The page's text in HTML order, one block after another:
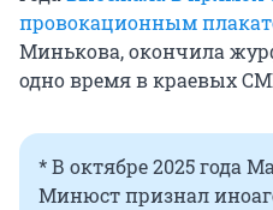
провокационным
Минькова, окончила
одно время в краевых
* В октябре 2025 года
Минюст признал